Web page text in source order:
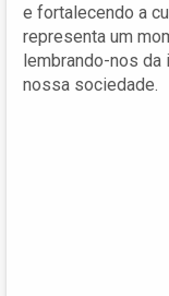
e fortalecendo a
representa um
lembrando-nos da
nossa sociedade.